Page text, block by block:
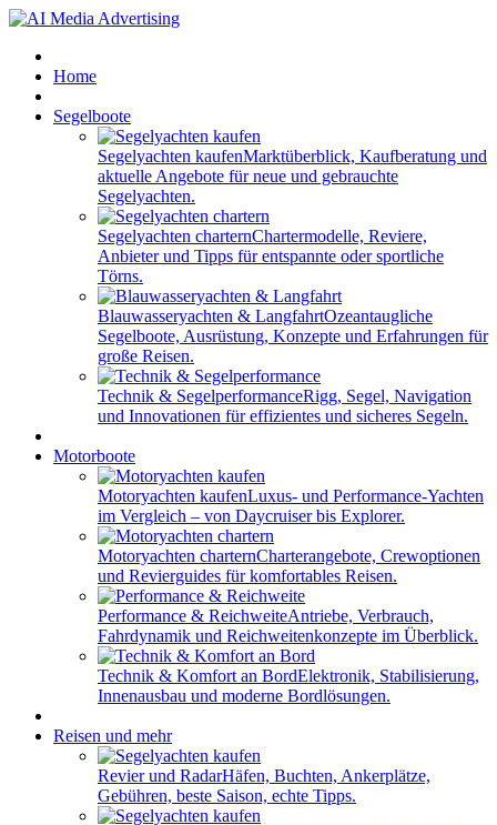
Home
Segelboote
Segelyachten kaufenMarktüberblick, Kaufberatung und
aktuelle Angebote für neue und gebrauchte
Segelyachten.
Segelyachten charternChartermodelle, Reviere,
Anbieter und Tipps für entspannte oder sportliche
Törns.
Blauwasseryachten & LangfahrtOzeantaugliche
Segelboote, Ausrüstung, Konzepte und Erfahrungen für
große Reisen.
Technik & SegelperformanceRigg, Segel, Navigation
und Innovationen für effizientes und sicheres Segeln.
Motorboote
Motoryachten kaufenLuxus- und Performance-Yachten
im Vergleich – von Daycruiser bis Explorer.
Motoryachten charternCharterangebote, Crewoptionen
und Revierguides für komfortables Reisen.
Performance & ReichweiteAntriebe, Verbrauch,
Fahrdynamik und Reichweitenkonzepte im Überblick.
Technik & Komfort an BordElektronik, Stabilisierung,
Innenausbau und moderne Bordlösungen.
Reisen und mehr
Revier und RadarHäfen, Buchten, Ankerplätze,
Gebühren, beste Saison, echte Tipps.